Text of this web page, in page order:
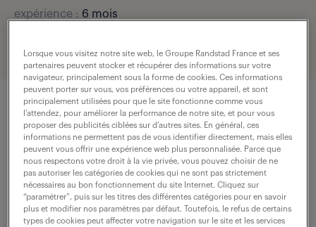
expérience : 6 mois
description du poste
Vous avez un excellent sens de l'écoute et aimez
trouver des solutions pour les clients ? Rejoignez
une équipe dédiée à l'accompagnement !
Lorsque vous visitez notre site web, le Groupe Randstad France et ses
partenaires peuvent stocker et récupérer des informations sur votre
navigateur, principalement sous la forme de cookies. Ces informations
peuvent porter sur vous, vos préférences ou votre appareil, et sont
principalement utilisées pour que le site fonctionne comme vous
l’attendez, pour améliorer la performance de notre site, et pour vous
proposer des publicités ciblées sur d’autres sites. En général, ces
informations ne permettent pas de vous identifier directement, mais elles
peuvent vous offrir une expérience web plus personnalisée. Parce que
nous respectons votre droit à la vie privée, vous pouvez choisir de ne
pas autoriser les catégories de cookies qui ne sont pas strictement
nécessaires au bon fonctionnement du site Internet. Cliquez sur
“paramétrer”, puis sur les titres des différentes catégories pour en savoir
plus et modifier nos paramètres par défaut. Toutefois, le refus de certains
types de cookies peut affecter votre navigation sur le site et les services